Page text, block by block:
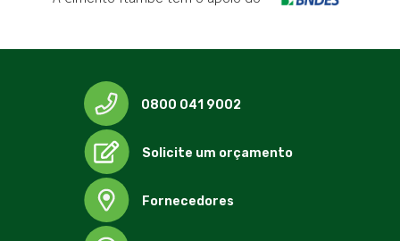
0800 041 9002
Solicite um orçamento
Fornecedores